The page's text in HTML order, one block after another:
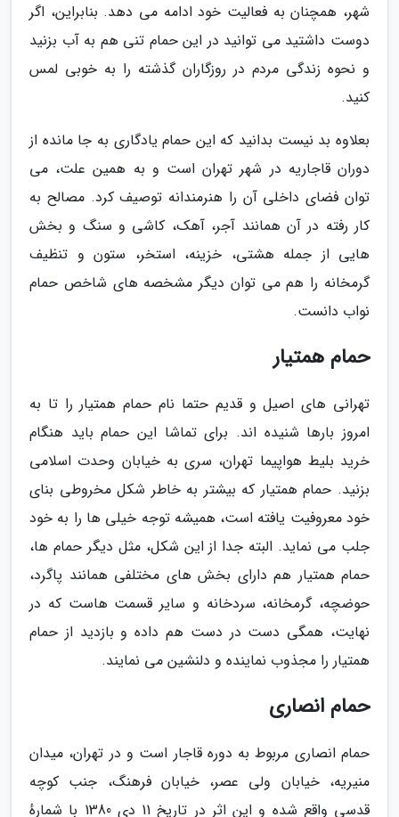
شهر، همچنان به فعالیت خود ادامه می دهد. بنابراین، اگر
دوست داشتید می توانید در این حمام تنی هم به آب بزنید
و نحوه زندگی مردم در روزگاران گذشته را به خوبی لمس
کنید.
بعلاوه بد نیست بدانید که این حمام یادگاری به جا مانده از
دوران قاجاریه در شهر تهران است و به همین علت، می
توان فضای داخلی آن را هنرمندانه توصیف کرد. مصالح به
کار رفته در آن همانند آجر، آهک، کاشی و سنگ و بخش
هایی از جمله هشتی، خزینه، استخر، ستون و تنظیف
گرمخانه را هم می توان دیگر مشخصه های شاخص حمام
نواب دانست.
حمام همتیار
تهرانی های اصیل و قدیم حتما نام حمام همتیار را تا به
امروز بارها شنیده اند. برای تماشا این حمام باید هنگام
خرید بلیط هواپیما تهران، سری به خیابان وحدت اسلامی
بزنید. حمام همتیار که بیشتر به خاطر شکل مخروطی بنای
خود معروفیت یافته است، همیشه توجه خیلی ها را به خود
جلب می نماید. البته جدا از این شکل، مثل دیگر حمام ها،
حمام همتیار هم دارای بخش های مختلفی همانند پاگرد،
حوضچه، گرمخانه، سردخانه و سایر قسمت هاست که در
نهایت، همگی دست در دست هم داده و بازدید از حمام
همتیار را مجذوب نماینده و دلنشین می نمایند.
حمام انصاری
حمام انصاری مربوط به دوره قاجار است و در تهران، میدان
منیریه، خیابان ولی عصر، خیابان فرهنگ، جنب کوچه
قدسی واقع شده و این اثر در تاریخ 11 دی 1380 با شمارهٔ